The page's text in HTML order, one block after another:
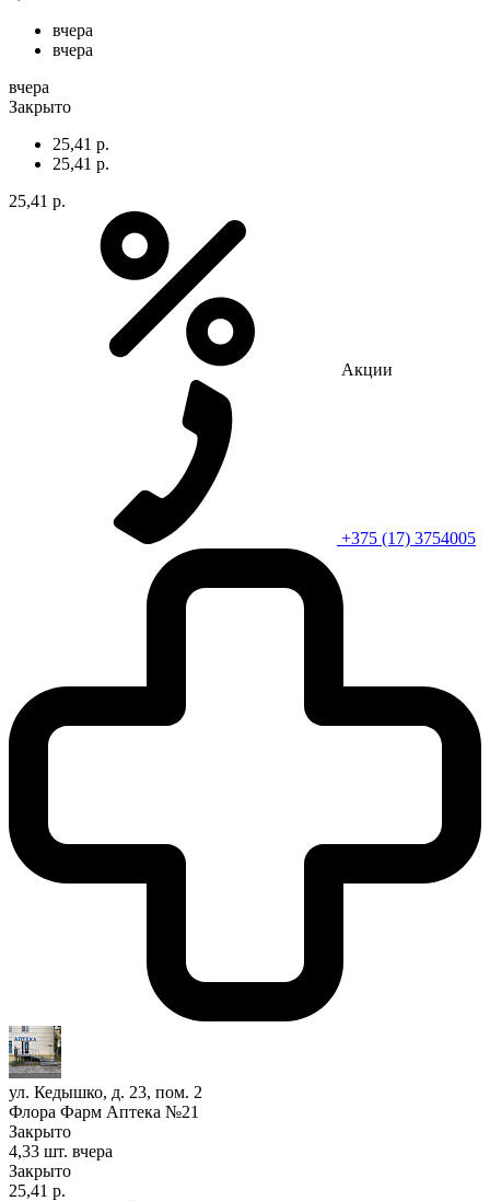
вчера
вчера
вчера
Закрыто
25,41 р.
25,41 р.
25,41 р.
Акции
+375 (17) 3754005
ул. Кедышко, д. 23, пом. 2
Флора Фарм Аптека №21
Закрыто
4,33 шт. вчера
Закрыто
25,41 р.